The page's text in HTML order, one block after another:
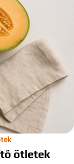
ötletek